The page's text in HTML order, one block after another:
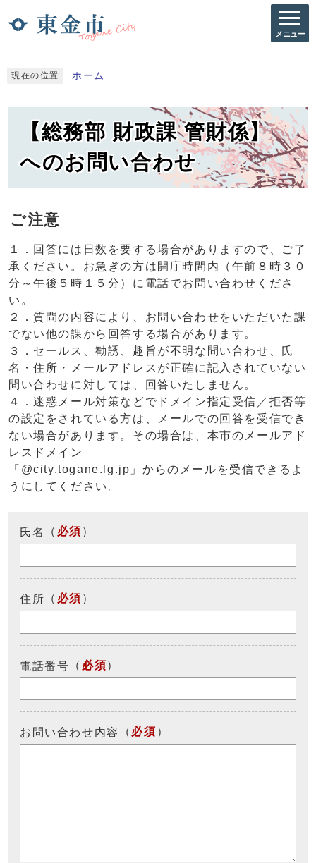
メニュー
現在の位置 ホーム
【総務部 財政課 管財係】
へのお問い合わせ
ご注意
１．回答には日数を要する場合がありますので、ご了
承ください。お急ぎの方は開庁時間内（午前８時３０
分～午後５時１５分）に電話でお問い合わせくださ
い。
２．質問の内容により、お問い合わせをいただいた課
でない他の課から回答する場合があります。
３．セールス、勧誘、趣旨が不明な問い合わせ、氏
名・住所・メールアドレスが正確に記入されていない
問い合わせに対しては、回答いたしません。
４．迷惑メール対策などでドメイン指定受信／拒否等
の設定をされている方は、メールでの回答を受信でき
ない場合があります。その場合は、本市のメールアド
レスドメイン
「@city.togane.lg.jp」からのメールを受信できるよ
うにしてください。
氏名 （ 必須 ）
住所 （ 必須 ）
電話番号 （ 必須）
お問い合わせ内容 （ 必須 ）